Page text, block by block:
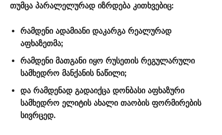
თუმცა პარალელურად იზრდება კითხვებიც:
რამდენი ადამიანი დაკარგა რეალურად
აფხაზეთმა;
რამდენი მათგანი იყო რუსეთის რეგულარული
სამხედრო მანქანის ნაწილი;
და რამდენად გადაიქცა დონბასი აფხაზური
სამხედრო ელიტის ახალი თაობის ფორმირების
სივრცედ.